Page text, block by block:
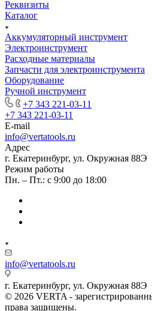
Реквизиты
Каталог
Аккумуляторный инструмент
Электроинструмент
Расходные материалы
Запчасти для электроинструмента
Оборудование
Ручной инструмент
+7 343 221-03-11
+7 343 221-03-11
E-mail
info@vertatools.ru
Адрес
г. Екатеринбург, ул. Окружная 88Э
Режим работы
Пн. – Пт.: с 9:00 до 18:00
info@vertatools.ru
г. Екатеринбург, ул. Окружная 88Э
© 2026 VERTA -
права защищены.